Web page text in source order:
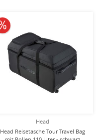
Head
Head Reisetasche Tour Travel Bag
10% reduziert